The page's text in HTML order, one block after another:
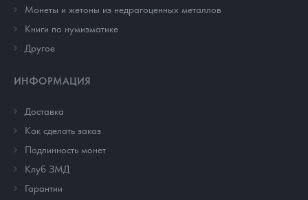
Монеты и жетоны из недрагоценных металлов
Книги по нумизматике
Другое
ИНФОРМАЦИЯ
Доставка
Как сделать заказ
Подлинность монет
Клуб ЗМД
Гарантии